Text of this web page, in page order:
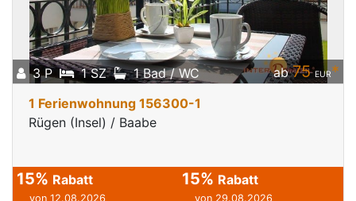
3 P 1 SZ 1 Bad / WC ab75 EUR*
1 Ferienwohnung 156300-1
Rügen (Insel) / Baabe
15% Rabatt
von 12.08.2026
15% Rabatt
von 29.08.2026